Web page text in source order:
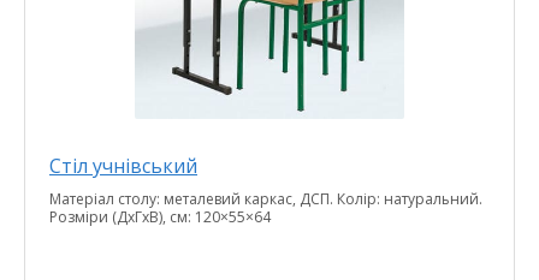
Стіл учнівський
Матеріал столу: металевий каркас, ДСП. Колір: натуральний.
Розміри (ДхГхВ), см: 120×55×64